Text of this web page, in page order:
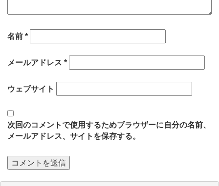
名前 *
メールアドレス *
ウェブサイト
次回のコメントで使用するためブラウザーに自分の名前、
メールアドレス、サイトを保存する。